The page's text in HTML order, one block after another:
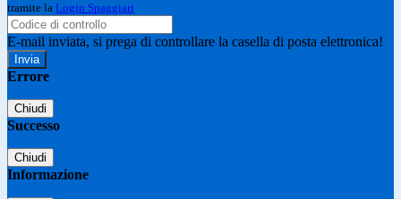
tramite la Login Spaggiari
E-mail inviata, si prega di controllare la casella di posta elettronica!
Errore
Chiudi
Successo
Chiudi
Informazione